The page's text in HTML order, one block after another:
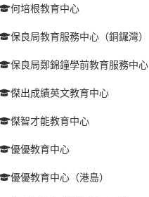
何培根教育中心
保良局教育服務中心（銅鑼灣）
保良局鄭錦鐘學前教育服務中心
傑出成績英文教育中心
傑智才能教育中心
優優教育中心
優優教育中心（港島）